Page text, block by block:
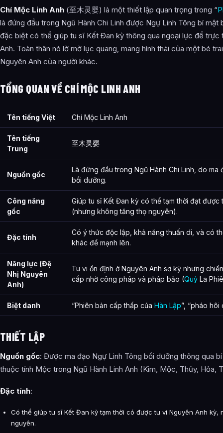
Chí Mộc Linh Anh (至木灵婴) là một thiết lập quan trọng trong “
là đứng đầu trong Ngũ Hành Chi Linh được Ngự Linh Tông bí
đặc biệt có thể giúp tu sĩ Kết Đan kỳ thông qua ngoại lực để
Anh. Toàn thân nó lờ mờ lục quang, mang hình thái của một bé
Nguyên Anh của người khác.
TỔNG QUAN VỀ CHÍ MỘC LINH ANH
Tên tiếng Việt Chí Mộc Linh Anh
Tên tiếng
Trung
至木灵婴
Nguồn gốc
Là đứng đầu trong Ngũ Hành Chi Linh, do ma
bồi dưỡng.
Công năng
gốc
Giúp tu sĩ Kết Đan kỳ có thể tạm thời đạt được
(nhưng không tăng thọ nguyên).
Đặc tính
Có ý thức độc lập, khả năng thuấn di, và có
khác để mạnh lên.
Năng lực (Đệ
Nhị Nguyên
Anh)
Tu vi ổn định ở Nguyên Anh sơ kỳ nhưng
cấp nhờ công pháp và pháp bảo (Quỷ La
Biệt danh “Phiên bản cấp thấp của Hàn Lập”, “pháo hôi
THIẾT LẬP
Nguồn gốc: Được ma đạo Ngự Linh Tông bồi dưỡng thông qua
thuộc tính Mộc trong Ngũ Hành Linh Anh (Kim, Mộc, Thủy, Hỏa,
Đặc tính:
Có thể giúp tu sĩ Kết Đan kỳ tạm thời có được tu vi Nguyên Anh kỳ,
nguyên.